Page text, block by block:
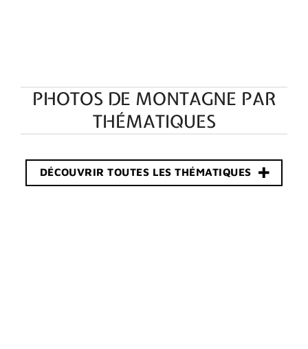
PHOTOS DE MONTAGNE PAR
THÉMATIQUES
DÉCOUVRIR TOUTES LES THÉMATIQUES